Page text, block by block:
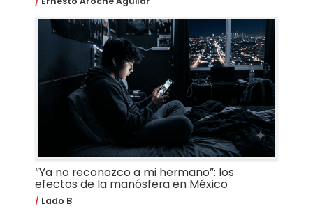
“Ya no reconozco a mi hermano”: los
efectos de la manósfera en México
Lado B